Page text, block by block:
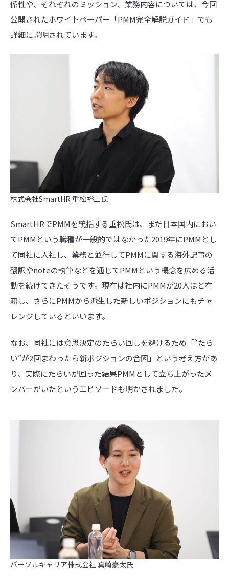
係性や、それぞれのミッション、業務内容については、今回
公開されたホワイトペーパー「PMM完全解説ガイド」でも
詳細に説明されています。
株式会社SmartHR 重松裕三氏
SmartHRでPMMを統括する重松氏は、まだ日本国内におい
てPMM という職種が一般的ではなかった2019年にPMM とし
て同社に入社し、業務と並行してPMMに関する海外記事の
翻訳やnoteの執筆などを通じてPMMという概念を広める活
動を続けてきたそうです。現在は社内にPMMが20人ほど在
籍し、さらにPMMから派生した新しいポジションにもチャ
レンジしているといいます。
なお、同社には意思決定のたらい回しを避けるため「“たら
い”が2回まわったら新ポジションの合図」という考え方があ
り、実際にたらいが回った結果PMMとして立ち上がったメ
ンバーがいたというエピソードも明かされました。
パーソルキャリア株式会社 真崎豪太氏